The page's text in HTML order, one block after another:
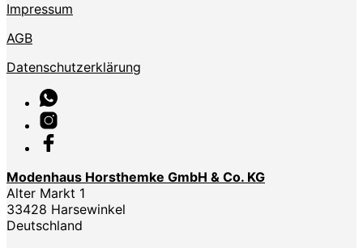
Impressum
AGB
Datenschutzerklärung
Modenhaus Horsthemke GmbH & Co. KG
Alter Markt 1
33428 Harsewinkel
Deutschland